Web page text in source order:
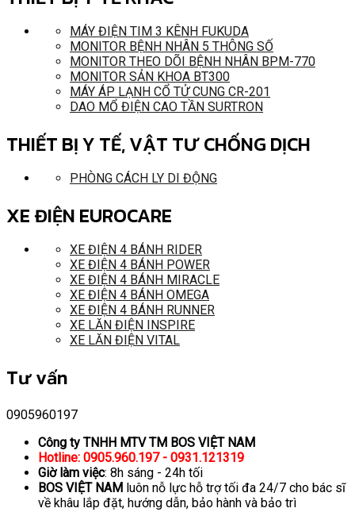
MÁY ĐIỆN TIM 3 KÊNH FUKUDA
MONITOR BỆNH NHÂN 5 THÔNG SỐ
MONITOR THEO DÕI BỆNH NHÂN BPM-770
MONITOR SẢN KHOA BT300
MÁY ÁP LẠNH CỔ TỬ CUNG CR-201
DAO MỔ ĐIỆN CAO TẦN SURTRON
THIẾT BỊ Y TẾ, VẬT TƯ CHỐNG DỊCH
PHÒNG CÁCH LY DI ĐỘNG
XE ĐIỆN EUROCARE
XE ĐIỆN 4 BÁNH RIDER
XE ĐIỆN 4 BÁNH POWER
XE ĐIỆN 4 BÁNH MIRACLE
XE ĐIỆN 4 BÁNH OMEGA
XE ĐIỆN 4 BÁNH RUNNER
XE LĂN ĐIỆN INSPIRE
XE LĂN ĐIỆN VITAL
Tư vấn
0905960197
Công ty TNHH MTV TM BOS VIỆT NAM
Hotline: 0905.960.197 - 0931.121319
Giờ làm việc: 8h sáng - 24h tối
BOS VIỆT NAM luôn nỗ lực hỗ trợ tối đa 24/7 cho bác sĩ
về khâu lắp đặt, hướng dẫn, bảo hành và bảo trì